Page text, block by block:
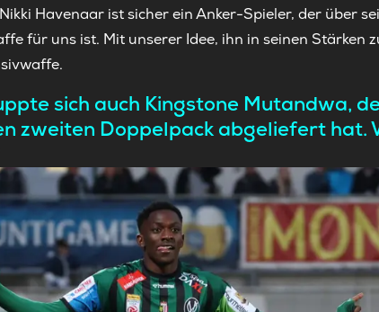
Havenaar ist sicher ein Anker-Spieler, der über
für uns ist. Mit unserer Idee, ihn in seinen Stärken
sich auch Kingstone Mutandwa,
zweiten Doppelpack abgeliefert hat.